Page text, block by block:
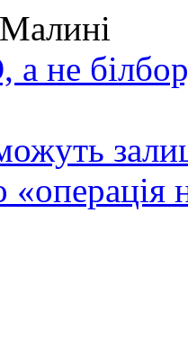
не
«операція